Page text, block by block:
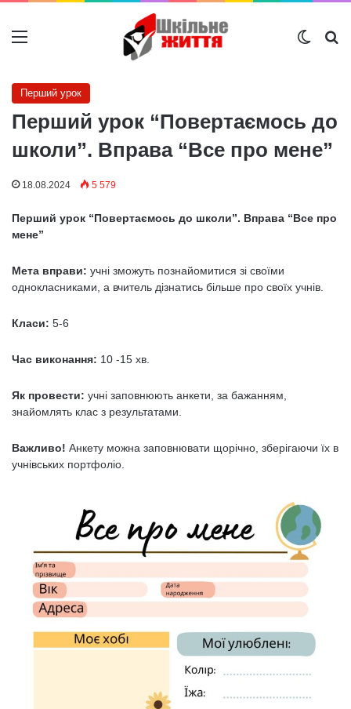
Меню
Перший урок
Перший урок “Повертаємось до
школи”. Вправа “Все про мене”
18.08.2024 5 579
Перший урок “Повертаємось до школи”. Вправа “Все про
мене”
Мета вправи: учні зможуть познайомитися зі своїми
однокласниками, а вчитель дізнатись більше про своїх учнів.
Класи: 5-6
Час виконання: 10 -15 хв.
Як провести: учні заповнюють анкети, за бажанням,
знайомлять клас з результатами.
Важливо! Анкету можна заповнювати щорічно, зберігаючи їх в
учнівських портфоліо.